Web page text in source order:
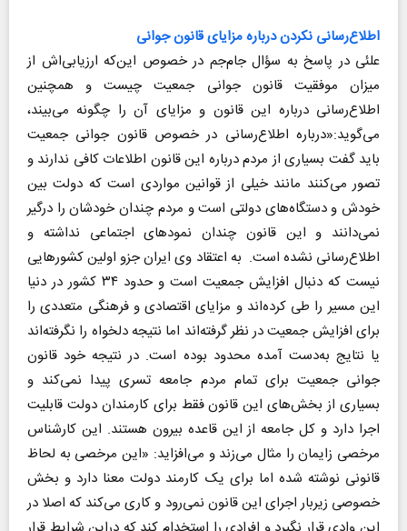
اطلاع‌رسانی نکردن درباره مزایای قانون جوانی
علئی در پاسخ به سؤال جام‌جم‌ در خصوص این‌که ارزیابی‌اش از
میزان موفقیت قانون جوانی جمعیت چیست و همچنین
اطلاع‌رسانی درباره این قانون و مزایای آن‌ را چگونه می‌بیند،
می‌گوید:«درباره اطلاع‌رسانی در خصوص قانون جوانی جمعیت
باید گفت بسیاری از مردم درباره این قانون اطلاعات کافی ندارند و
تصور می‌کنند مانند خیلی از قوانین مواردی است که دولت بین
خودش و دستگاه‌های دولتی است و مردم چندان خودشان را درگیر
نمی‌دانند و این قانون چندان نمودهای اجتماعی نداشته و
اطلاع‌رسانی نشده است.‌ به اعتقاد وی ایران جزو اولین کشورهایی
نیست که دنبال افزایش جمعیت است و حدود ۳۴ کشور در دنیا
این مسیر را طی کرده‌اند و مزایای اقتصادی و فرهنگی متعددی را
برای افزایش جمعیت در نظر گرفته‌اند اما نتیجه دلخواه را نگرفته‌اند
یا نتایج به‌دست آمده محدود بوده است. در نتیجه خود قانون
جوانی جمعیت برای تمام مردم جامعه تسری پیدا نمی‌کند و
بسیاری از بخش‌های این قانون فقط برای کارمندان دولت قابلیت
اجرا دارد و کل جامعه از این قاعده بیرون هستند. این کارشناس
مرخصی زایمان را مثال می‌زند و می‌افزاید: «این مرخصی به لحاظ
قانونی نوشته شده اما برای یک کارمند دولت معنا دارد و بخش
خصوصی زیربار اجرای این قانون نمی‌رود و کاری می‌کند که اصلا در